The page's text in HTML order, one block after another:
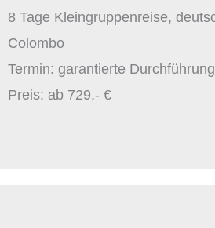
8 Tage Kleingruppenreise,
Colombo
Termin: garantierte Durchführung
Preis: ab 729,- €